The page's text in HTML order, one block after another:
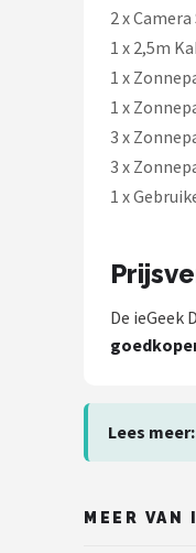
2 x
1 x 2,5m
1 x
1 x
3 x
3 x
1 x
De ieGeek
Lees meer:
MEER VAN